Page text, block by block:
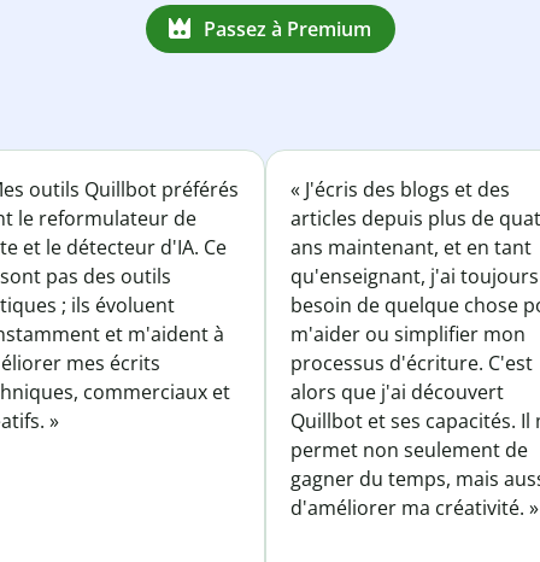
Passez à Premium
outils Quillbot préférés
le reformulateur de
et le détecteur d'IA. Ce
pas des outils
; ils évoluent
et m'aident à
mes écrits
commerciaux et
»
« J'écris des blogs et des
articles depuis plus de
ans maintenant, et en tant
qu'enseignant, j'ai
besoin de quelque chose
m'aider ou simplifier mon
processus d'écriture. C'est
alors que j'ai découvert
Quillbot et ses capacités. Il
permet non seulement de
gagner du temps, mais
d'améliorer ma créativité. »